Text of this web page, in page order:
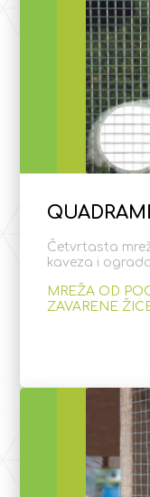
Četvrtasta
kaveza i
MREŽA OD
ZAVARENE